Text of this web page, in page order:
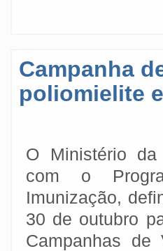
Campanha
poliomielite
O Ministério da
com o
Imunização,
30 de outubro
Campanhas de